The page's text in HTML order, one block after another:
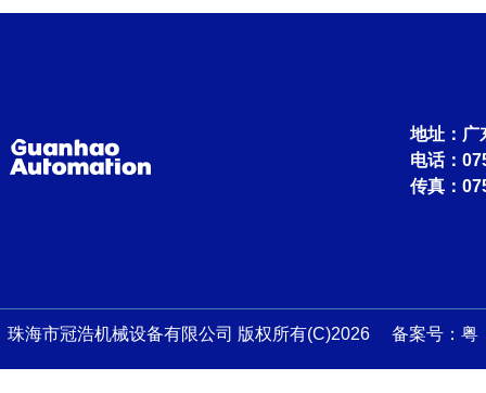
地址：广
电话：
传真：
珠海市冠浩机械设备有限公司 版权所有(C)2026 备案号： 粤